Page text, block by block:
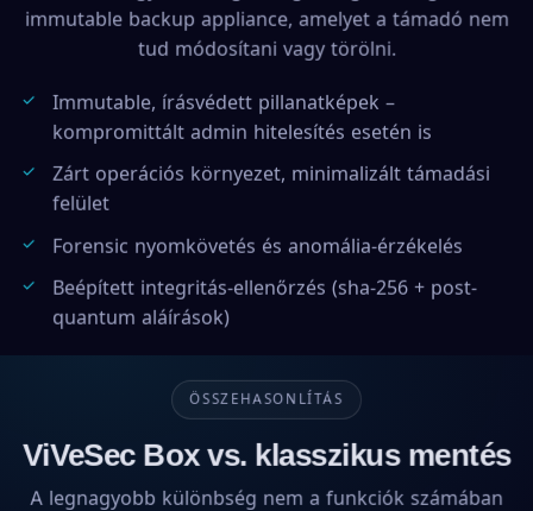
immutable backup appliance, amelyet a támadó nem
tud módosítani vagy törölni.
Immutable, írásvédett pillanatképek –
kompromittált admin hitelesítés esetén is
Zárt operációs környezet, minimalizált támadási
felület
Forensic nyomkövetés és anomália-érzékelés
Beépített integritás-ellenőrzés (sha-256 + post-
quantum aláírások)
ÖSSZEHASONLÍTÁS
ViVeSec Box vs. klasszikus mentés
A legnagyobb különbség nem a funkciók számában